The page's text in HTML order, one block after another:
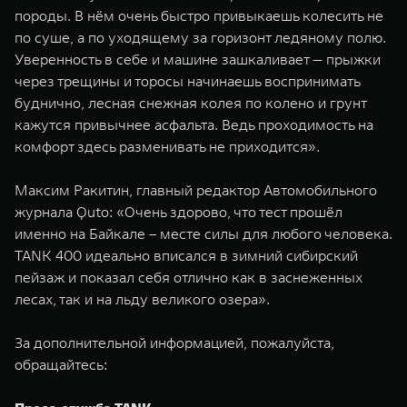
породы. В нём очень быстро привыкаешь колесить не
по суше, а по уходящему за горизонт ледяному полю.
Уверенность в себе и машине зашкаливает — прыжки
через трещины и торосы начинаешь воспринимать
буднично, лесная снежная колея по колено и грунт
кажутся привычнее асфальта. Ведь проходимость на
комфорт здесь разменивать не приходится».
Максим Ракитин, главный редактор Автомобильного
журнала Quto: «Очень здорово, что тест прошёл
именно на Байкале – месте силы для любого человека.
TANK 400 идеально вписался в зимний сибирский
пейзаж и показал себя отлично как в заснеженных
лесах, так и на льду великого озера».
За дополнительной информацией, пожалуйста,
обращайтесь: